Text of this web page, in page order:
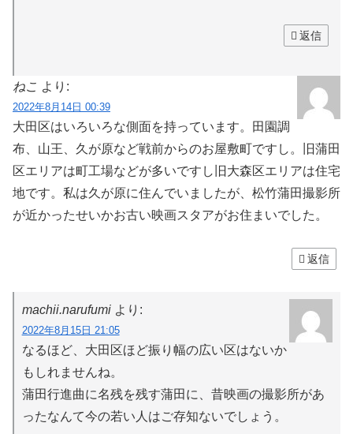
返信
ねこ より:
2022年8月14日 00:39
大田区はいろいろな側面を持っています。田園調
布、山王、久が原など戦前からのお屋敷町ですし。旧蒲田
区エリアは町工場などが多いですし旧大森区エリアは住宅
地です。私は久が原に住んでいましたが、松竹蒲田撮影所
が近かったせいかお古い映画スタアがお住まいでした。
返信
machii.narufumi より:
2022年8月15日 21:05
なるほど、大田区ほど振り幅の広い区はないか
もしれませんね。
蒲田行進曲に名残を残す蒲田に、昔映画の撮影所があ
ったなんて今の若い人はご存知ないでしょう。